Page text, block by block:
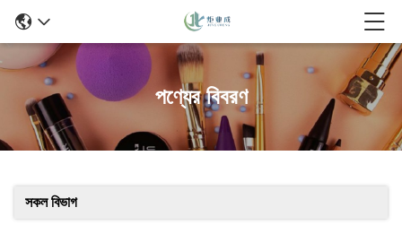
পণ্যের বিবরণ
সকল বিভাগ